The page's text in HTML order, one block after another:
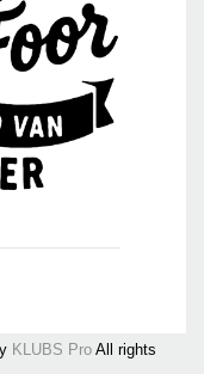
KLUBS Pro All rights